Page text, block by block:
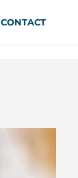
CONTACT